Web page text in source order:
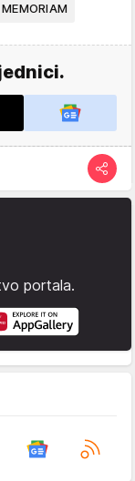
portala.